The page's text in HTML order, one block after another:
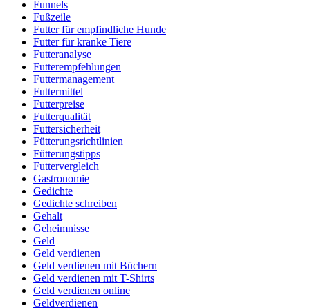
Funnels
Fußzeile
Futter für empfindliche Hunde
Futter für kranke Tiere
Futteranalyse
Futterempfehlungen
Futtermanagement
Futtermittel
Futterpreise
Futterqualität
Futtersicherheit
Fütterungsrichtlinien
Fütterungstipps
Futtervergleich
Gastronomie
Gedichte
Gedichte schreiben
Gehalt
Geheimnisse
Geld
Geld verdienen
Geld verdienen mit Büchern
Geld verdienen mit T-Shirts
Geld verdienen online
Geldverdienen